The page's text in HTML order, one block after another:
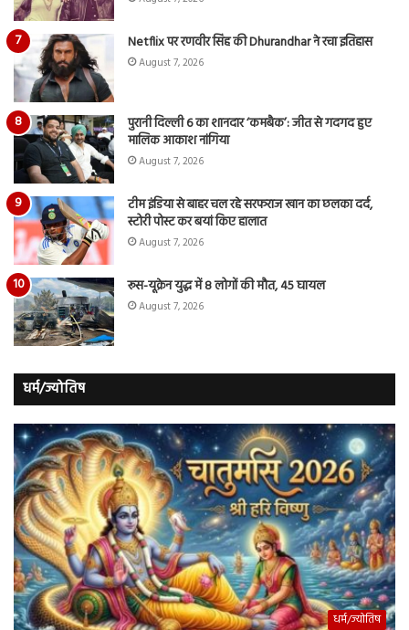
Netflix पर रणवीर सिंह की Dhurandhar ने रचा इतिहास
August 7, 2026
पुरानी दिल्ली 6 का शानदार ‘कमबैक’: जीत से गदगद हुए
मालिक आकाश नांगिया
August 7, 2026
टीम इंडिया से बाहर चल रहे सरफराज खान का छलका दर्द,
स्टोरी पोस्ट कर बयां किए हालात
August 7, 2026
रूस-यूक्रेन युद्ध में 8 लोगों की मौत, 45 घायल
August 7, 2026
धर्म/ज्योतिष
धर्म/ज्योतिष